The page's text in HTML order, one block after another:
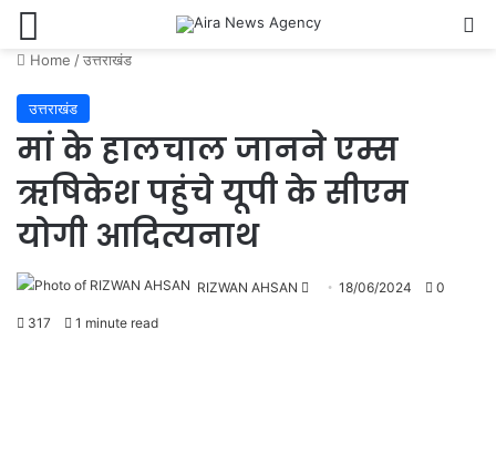
Home /उत्तराखंड
उत्तराखंड
मां के हालचाल जानने एम्स
ऋषिकेश पहुंचे यूपी के सीएम
योगी आदित्यनाथ
RIZWAN AHSAN
Send18/06/2024 0
317 1 minute read